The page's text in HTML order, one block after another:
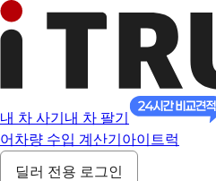
내 차 사기 내 차 팔기
어 차량 수입 계산기 아이트럭
딜러 전용 로그인